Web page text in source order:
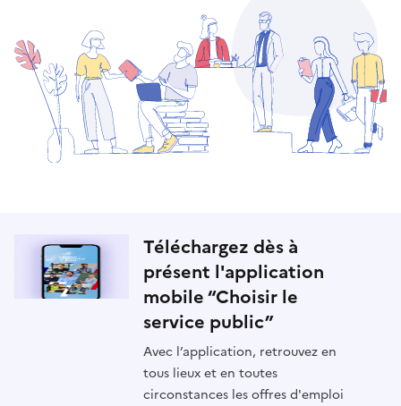
Téléchargez dès à
présent l'application
mobile “Choisir le
service public”
Avec l’application, retrouvez en
tous lieux et en toutes
circonstances les offres d'emploi